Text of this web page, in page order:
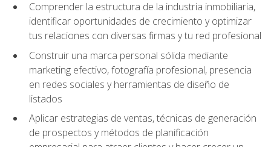
Comprender la estructura de la industria inmobiliaria,
identificar oportunidades de crecimiento y optimizar
tus relaciones con diversas firmas y tu red profesional
Construir una marca personal sólida mediante
marketing efectivo, fotografía profesional, presencia
en redes sociales y herramientas de diseño de
listados
Aplicar estrategias de ventas, técnicas de generación
de prospectos y métodos de planificación